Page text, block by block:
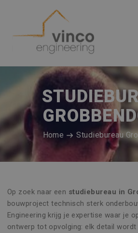
Home Studiebureau
Op zoek naar een studiebureau in
bouwproject technisch sterk
Engineering krijg je expertise waar je
ontwerp tot opvolging: elk detail wordt